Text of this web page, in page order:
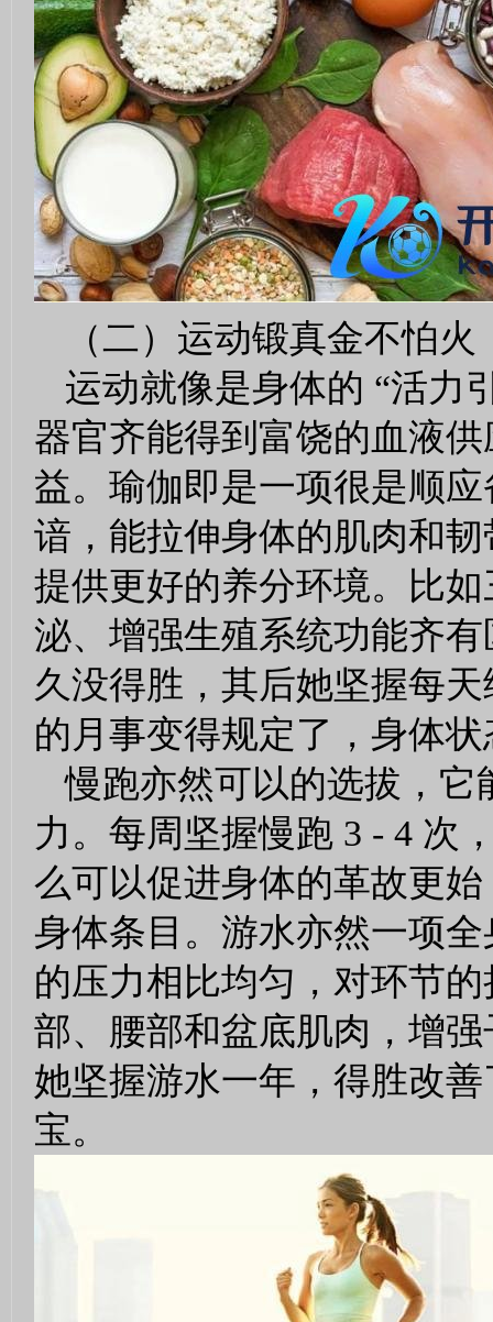
（二）运动锻真金不怕
运动就像是身体的 “活力
器官齐能得到富饶的血液
益。瑜伽即是一项很是顺
谙，能拉伸身体的肌肉和
提供更好的养分环境。比
泌、增强生殖系统功能齐
久没得胜，其后她坚握每
的月事变得规定了，身体
慢跑亦然可以的选拔，
力。每周坚握慢跑 3 - 4 次
么可以促进身体的革故更
身体条目。游水亦然一项
的压力相比均匀，对环节
部、腰部和盆底肌肉，增
她坚握游水一年，得胜改
宝。